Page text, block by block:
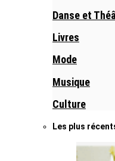
Danse et
Livres
Mode
Musique
Culture
Les plus